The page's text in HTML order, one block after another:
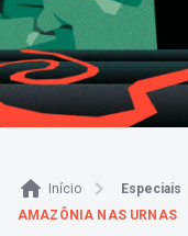
Início
Especiais
AMAZÔNIA NAS URNAS